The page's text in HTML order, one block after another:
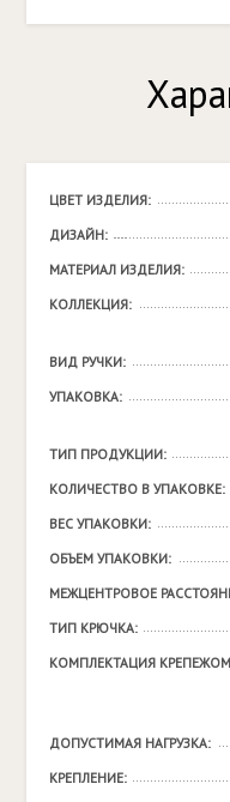
ЦВЕТ ИЗДЕЛИЯ:
ДИЗАЙН:
МАТЕРИАЛ ИЗДЕЛИЯ:
КОЛЛЕКЦИЯ:
ВИД РУЧКИ:
УПАКОВКА:
ТИП ПРОДУКЦИИ:
КОЛИЧЕСТВО В УПАКОВКЕ:
ВЕС УПАКОВКИ:
ОБЪЕМ УПАКОВКИ:
МЕЖЦЕНТРОВОЕ
ТИП КРЮЧКА:
КОМПЛЕКТАЦИЯ
ДОПУСТИМАЯ НАГРУЗКА:
КРЕПЛЕНИЕ: